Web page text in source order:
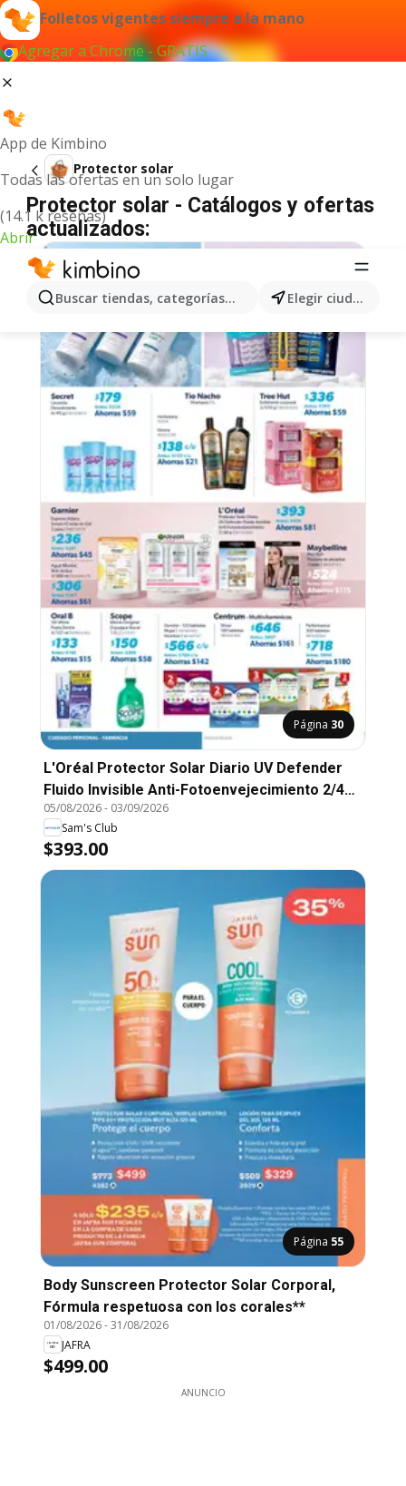
Folletos vigentes siempre a la mano
Agregar a Chrome - GRATIS
App de Kimbino
Todas las ofertas en un solo lugar
(14.1 k reseñas)
Abrir
Buscar tiendas, categorías, productos... Elegir ciudad
Protector solar
Protector solar - Catálogos y ofertas
actualizados:
Página 30
L'Oréal Protector Solar Diario UV Defender
Fluido Invisible Anti-Fotoenvejecimiento 2/40
g, L'Oréal Protector Solar Diario UV Defender
Fluido Invisible Anti-Fotoenvejecimiento 2/40
g
05/08/2026- 03/09/2026
Sam's Club
$393.00
Página 55
Body Sunscreen Protector Solar Corporal,
Fórmula respetuosa con los corales**
01/08/2026-31/08/2026
JAFRA
$499.00
ANUNCIO